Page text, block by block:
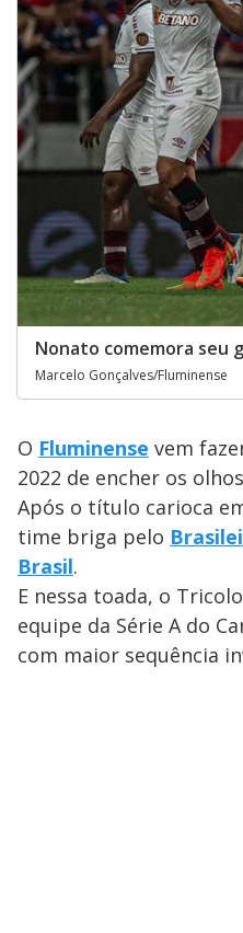
Nonato comemora seu
Marcelo Gonçalves/Fluminense
O Fluminense vem
2022 de encher os
Após o título carioca
time briga pelo
Brasil.
E nessa toada, o
equipe da Série A do
com maior sequência